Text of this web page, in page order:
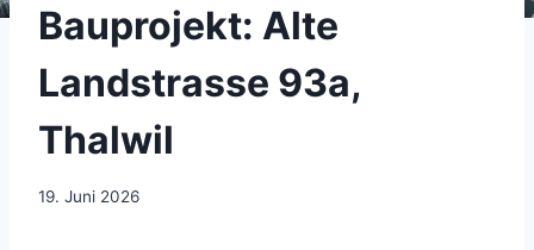
Bauprojekt: Alte
Landstrasse 93a,
Thalwil
19. Juni 2026